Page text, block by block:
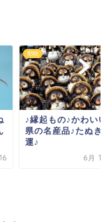
動物
♪縁起もの♪かわいい
県の名産品♪たぬき
運♪
6月 16,